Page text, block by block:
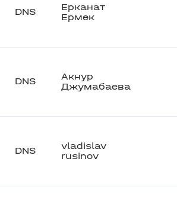
DNS
Ерканат
Ермек
DNS
Акнур
Джумабаева
DNS
vladislav
rusinov